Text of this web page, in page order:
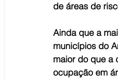
de áreas de
Ainda que a
municípios do
maior do que a
ocupação em